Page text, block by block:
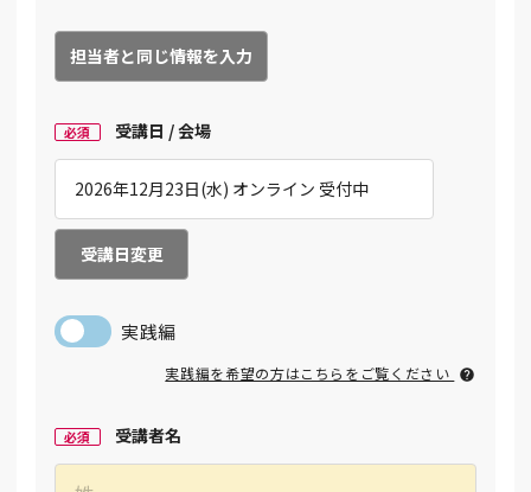
担当者と同じ情報を入力
必須 受講日 / 会場
受講日変更
実践編
実践編を希望の方はこちらをご覧ください
必須 受講者名